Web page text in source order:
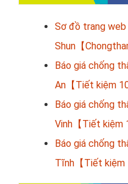
Sơ đồ trang web
Shun【
Báo giá chống
An【Tiết kiệm
Báo giá chống
Vinh【Tiết kiệm
Báo giá chống
Tĩnh【Tiết kiệm